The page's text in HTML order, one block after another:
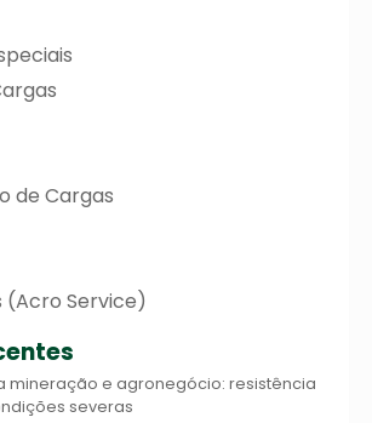
de Cargas
Service)
mineração e agronegócio: resistência
severas